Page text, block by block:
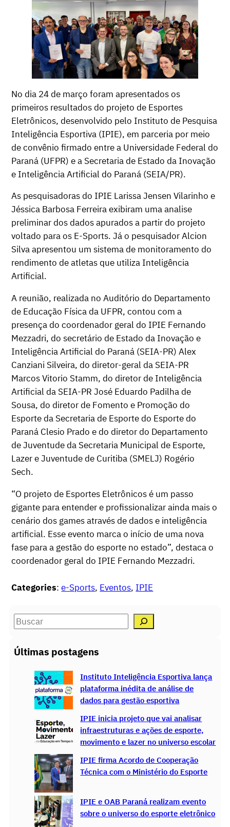
No dia 24 de março foram apresentados os
primeiros resultados do projeto de Esportes
Eletrônicos, desenvolvido pelo Instituto de Pesquisa
Inteligência Esportiva (IPIE), em parceria por meio
de convênio firmado entre a Universidade Federal do
Paraná (UFPR) e a Secretaria de Estado da Inovação
e Inteligência Artificial do Paraná (SEIA/PR).
As pesquisadoras do IPIE Larissa Jensen Vilarinho e
Jéssica Barbosa Ferreira exibiram uma analise
preliminar dos dados apurados a partir do projeto
voltado para os E-Sports. Já o pesquisador Alcion
Silva apresentou um sistema de monitoramento do
rendimento de atletas que utiliza Inteligência
Artificial.
A reunião, realizada no Auditório do Departamento
de Educação Física da UFPR, contou com a
presença do coordenador geral do IPIE Fernando
Mezzadri, do secretário de Estado da Inovação e
Inteligência Artificial do Paraná (SEIA-PR) Alex
Canziani Silveira, do diretor-geral da SEIA-PR
Marcos Vitorio Stamm, do diretor de Inteligência
Artificial da SEIA-PR José Eduardo Padilha de
Sousa, do diretor de Fomento e Promoção do
Esporte da Secretaria de Esporte do Esporte do
Paraná Clesio Prado e do diretor do Departamento
de Juventude da Secretaria Municipal de Esporte,
Lazer e Juventude de Curitiba (SMELJ) Rogério
Sech.
“O projeto de Esportes Eletrônicos é um passo
gigante para entender e profissionalizar ainda mais o
cenário dos games através de dados e inteligência
artificial. Esse evento marca o início de uma nova
fase para a gestão do esporte no estado”, destaca o
coordenador geral do IPIE Fernando Mezzadri.
Categories:e-Sports, Eventos, IPIE
S
a
Últimas postagens
Instituto Inteligência Esportiva lança
plataforma inédita de análise de
dados para gestão esportiva
IPIE inicia projeto que vai analisar
infraestruturas e ações de esporte,
movimento e lazer no universo escolar
IPIE firma Acordo de Cooperação
Técnica com o Ministério do Esporte
IPIE e OAB Paraná realizam evento
sobre o universo do esporte eletrônico